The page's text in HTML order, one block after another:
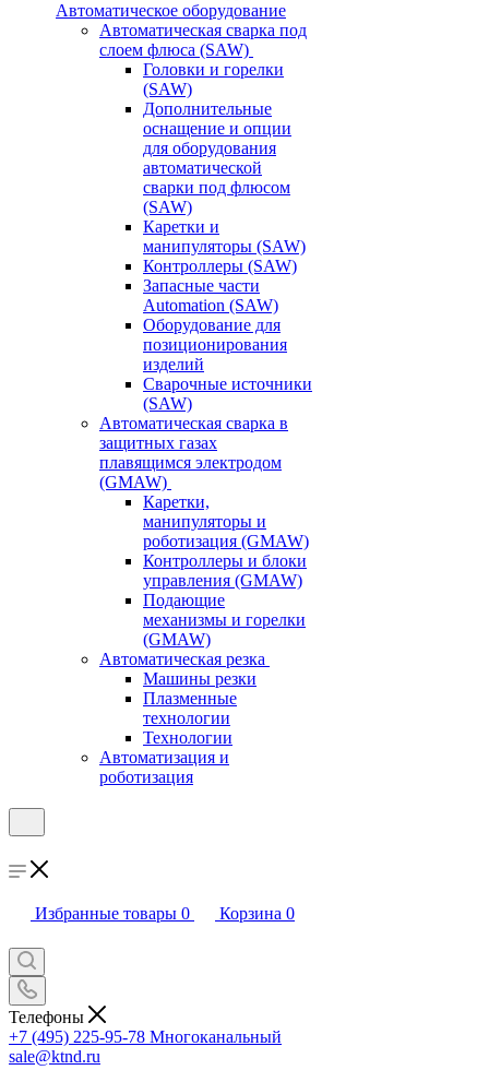
Автоматическое оборудование
Автоматическая сварка под
слоем флюса (SAW)
Головки и горелки
(SAW)
Дополнительные
оснащение и опции
для оборудования
автоматической
сварки под флюсом
(SAW)
Каретки и
манипуляторы (SAW)
Контроллеры (SAW)
Запасные части
Automation (SAW)
Оборудование для
позиционирования
изделий
Сварочные источники
(SAW)
Автоматическая сварка в
защитных газах
плавящимся электродом
(GMAW)
Каретки,
манипуляторы и
роботизация (GMAW)
Контроллеры и блоки
управления (GMAW)
Подающие
механизмы и горелки
(GMAW)
Автоматическая резка
Машины резки
Плазменные
технологии
Технологии
Автоматизация и
роботизация
Избранные товары 0 Корзина 0
Телефоны
+7 (495) 225-95-78 Многоканальный
sale@ktnd.ru